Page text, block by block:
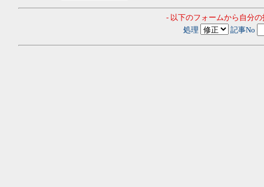
- 以下のフォームから自分
処理
記事No